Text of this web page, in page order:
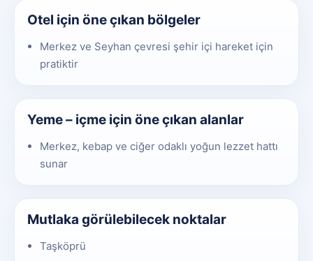
Otel için öne çıkan bölgeler
Merkez ve Seyhan çevresi şehir içi hareket için
pratiktir
Yeme – içme için öne çıkan alanlar
Merkez, kebap ve ciğer odaklı yoğun lezzet hattı
sunar
Mutlaka görülebilecek noktalar
Taşköprü